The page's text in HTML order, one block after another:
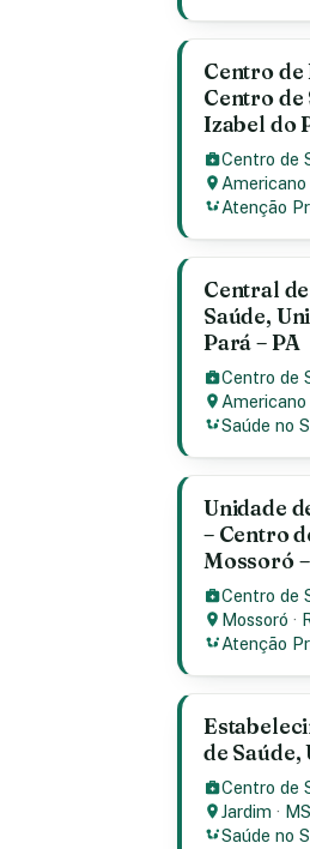
Centro
Centro de
Izabel do
Centro de
Americano
Atenção
Central
Saúde,
Pará – PA
Centro de
Americano
Saúde no
Unidade
– Centro
Mossoró
Centro de
Mossoró ·
Atenção
de Saúde,
Centro de
Jardim · MS
Saúde no